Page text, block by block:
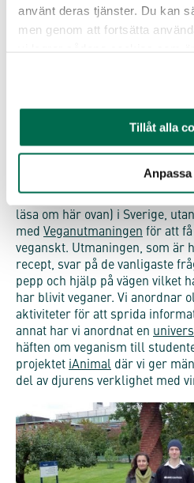
använt deras tjänster. Du kan
men genom att fortsätta
Tillåt alla
Anpassa
10. Vi har inspirerat tusentals
I en värld där djur behandlas
djurplågeriet men behöver lite
till en djurvänlig livsstil och
alla som lever här är möjlig.
sedan start 2005 legat i fronten
genom flera olika nytänkande
läsa om här ovan) i Sverige,
med Veganutmaningen för att
veganskt. Utmaningen, som är
recept, svar på de vanligaste
pepp och hjälp på vägen vilket
har blivit veganer. Vi anordnar
aktiviteter för att sprida
annat har vi anordnat en
häften om veganism till
projektet iAnimal där vi ger
del av djurens verklighet med